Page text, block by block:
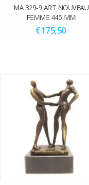
MA 329-9 ART NOUVEAU
FEMME 445 MM
€175,50